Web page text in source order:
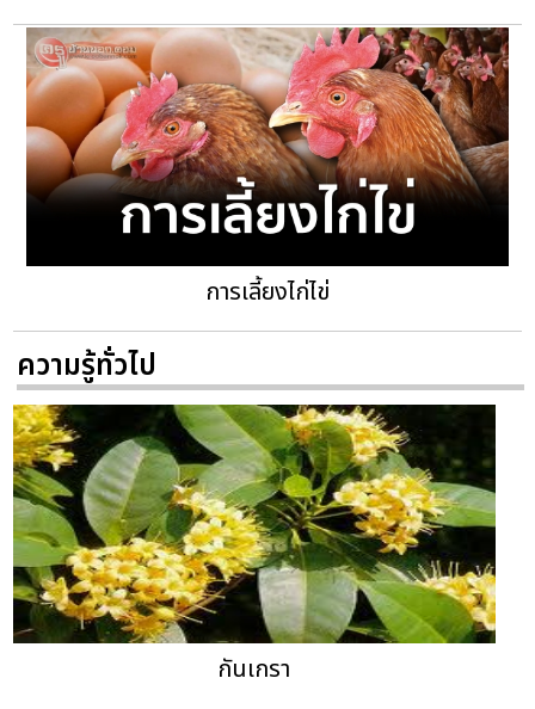
การเลี้ยงไก่ไข่
ความรู้ทั่วไป
กันเกรา